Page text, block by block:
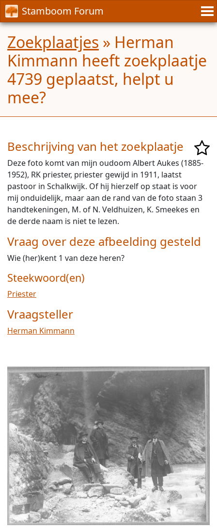
Stamboom Forum
Zoekplaatjes » Herman
Kimmann heeft zoekplaatje
4739 geplaatst, helpt u
mee?
Beschrijving van het zoekplaatje
Deze foto komt van mijn oudoom Albert Aukes (1885-
1952), RK priester, priester gewijd in 1911, laatst
pastoor in Schalkwijk. Of hij hierzelf op staat is voor
mij onduidelijk, maar aan de rand van de foto staan 3
handtekeningen, M. of N. Veldhuizen, K. Smeekes en
de derde naam is niet te lezen.
Vraag over deze afbeelding gesteld
Wie (her)kent 1 van deze heren?
Steekwoord(en)
Priester
Vraagsteller
Herman Kimmann